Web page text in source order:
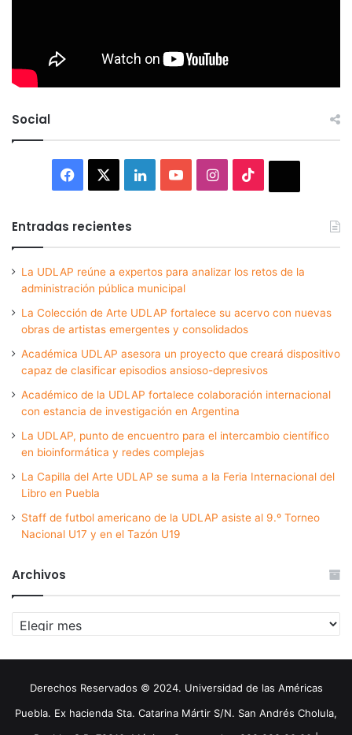
Social
Facebook LinkedInYouTubeInstagram
Entradas recientes
La UDLAP reúne a expertos para analizar los retos de la
administración pública municipal
La Colección de Arte UDLAP fortalece su acervo con nuevas
obras de artistas emergentes y consolidados
Académica UDLAP asesora un proyecto que creará dispositivo
capaz de clasificar episodios ansioso-depresivos
Académico de la UDLAP fortalece colaboración internacional
con estancia de investigación en Argentina
La UDLAP, punto de encuentro para el intercambio científico
en bioinformática y redes complejas
La Capilla del Arte UDLAP se suma a la Feria Internacional del
Libro en Puebla
Staff de futbol americano de la UDLAP asiste al 9.º Torneo
Nacional U17 y en el Tazón U19
Archivos
Archivos
Derechos Reservados © 2024. Universidad de las Américas
Puebla. Ex hacienda Sta. Catarina Mártir S/N. San Andrés Cholula,